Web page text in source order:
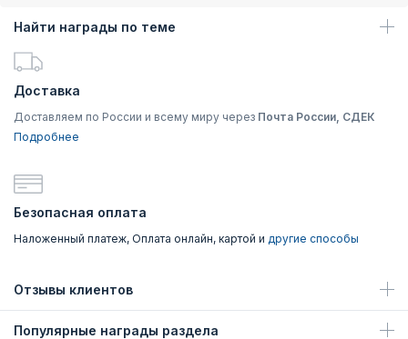
Найти награды по теме
Доставка
Доставляем по России и всему миру через Почта России, СДЕК
Подробнее
Безопасная оплата
Наложенный платеж, Оплата онлайн, картой и другие способы
Отзывы клиентов
Популярные награды раздела